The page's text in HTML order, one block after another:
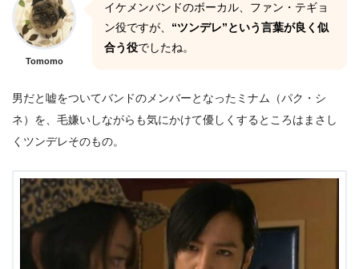
Tomomo
イケメンバンドのボーカル、ファン・テギョ
ン役ですが、 “ツンデレ”という言葉が良く似
合う役でしたね。
男だと嘘をついてバンドのメンバーとなったミナム（パク・シ
ネ）を、毛嫌いしながらも気にかけて優しくするところはまさし
くツンデレそのもの。